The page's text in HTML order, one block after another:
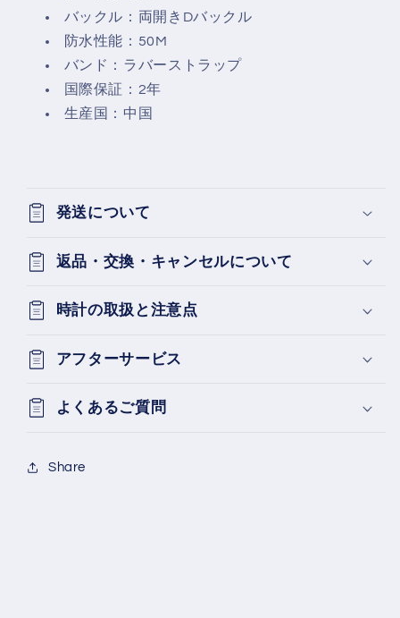
バックル：両開きDバックル
防水性能：50M
バンド：ラバーストラップ
国際保証：2年
生産国：中国
発送について
返品・交換・キャンセルについて
時計の取扱と注意点
アフターサービス
よくあるご質問
Share